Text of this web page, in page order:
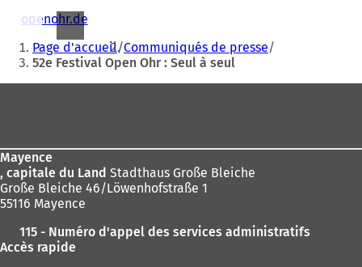
openohr.de
'
o
u
n
s
n
Vous
êtes
ici
Page d'accueil Communiqués de presse
52e Festival Open Ohr : Seul à seul
Mayence
, capitale du Land Stadthaus Große Bleiche
Große Bleiche 46/Löwenhofstraße 1
55116 Mayence
115 - Numéro d'appel des services administratifs
Accès rapide